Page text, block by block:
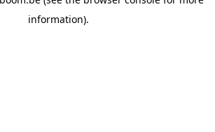
information).